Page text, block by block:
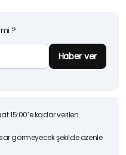
?
Haber ver
15:00’e kadar verilen
görmeyecek şekilde özenle